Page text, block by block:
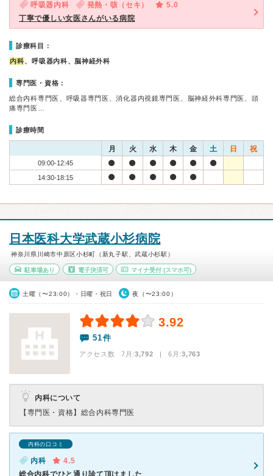
呼吸器内科 発熱・咳（セキ）
5.0
丁寧で優しい女医さんがいる病院
診療科目：
内科、呼吸器内科、脳神経外科
専門医・資格：
総合内科専門医、呼吸器専門医、消化器内視鏡専門医、脳神経外科専門医、頭
痛専門医…
診療時間
月 火 水 木 金 土 日 祝
09:00-12:45
14:30-18:15
日本医科大学武蔵小杉病院
神奈川県川崎市中原区小杉町（新丸子駅、武蔵小杉駅）
駐車場あり 電子決済可 マイナ受付 (スマホ可)
土曜（〜23:00）・日曜・祝日 夜（〜23:00）
3.92
51件
アクセス数 7月:3,792 | 6月:3,763
内科について
【専門医・資格】 総合内科専門医
内科の口コミ
内科
4.5
総合内科でひと通り診て頂けました